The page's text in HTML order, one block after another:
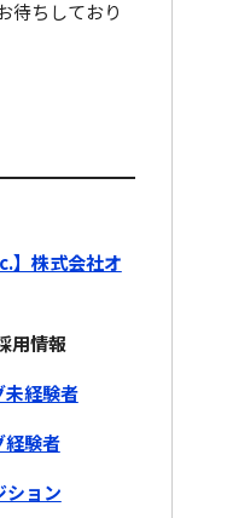
待ちしており
】株式会社オ
用情報
未経験者
経験者
ション